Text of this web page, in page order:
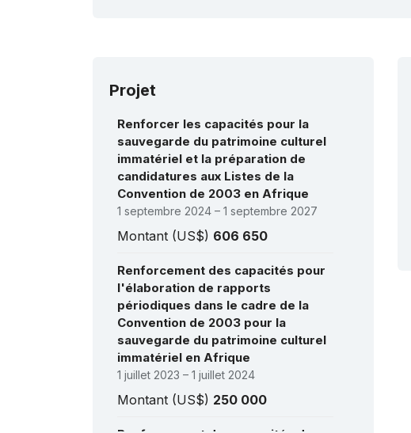
Projet
Renforcer les capacités pour la
sauvegarde du patrimoine culturel
immatériel et la préparation de
candidatures aux Listes de la
Convention de 2003 en Afrique
1 septembre 2024 – 1 septembre 2027
Montant (US$) 606 650
Renforcement des capacités pour
l'élaboration de rapports
périodiques dans le cadre de la
Convention de 2003 pour la
sauvegarde du patrimoine culturel
immatériel en Afrique
1 juillet 2023 – 1 juillet 2024
Montant (US$) 250 000